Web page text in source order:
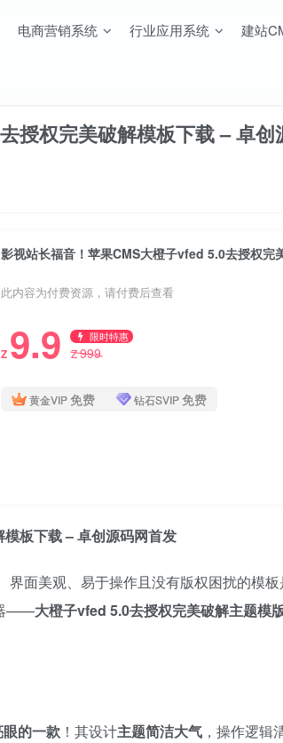
电商营销系统 行业应用系统 建站
授权完美破解模板下载 – 卓创
此内容为付费资源，请付费后查看
Z 9.9 限时特惠
Z999
黄金VIP免费 钻石SVIP免费
板下载 – 卓创源码网首发
面美观、易于操作且没有版权困扰的模
——大橙子vfed 5.0去授权完美破解主题模
的一款 ！其设计主题简洁大气 ，操作逻辑